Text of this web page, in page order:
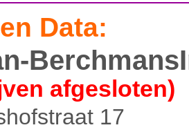
Data:
afgesloten)
17